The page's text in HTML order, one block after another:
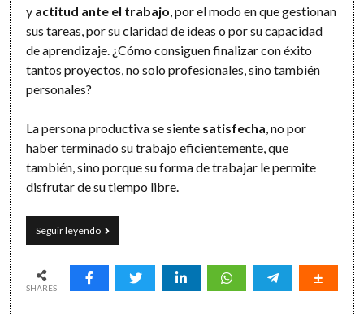
y actitud ante el trabajo , por el modo en que gestionan
sus tareas, por su claridad de ideas o por su capacidad
de aprendizaje. ¿Cómo consiguen finalizar con éxito
tantos proyectos, no solo profesionales, sino también
personales?
La persona productiva se siente satisfecha , no por
haber terminado su trabajo eficientemente, que
también, sino porque su forma de trabajar le permite
disfrutar de su tiempo libre.
Seguir leyendoEl
«gen»
productividad:
cosas
SHARES